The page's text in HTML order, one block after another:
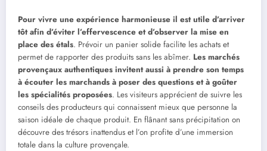
Pour vivre une expérience harmonieuse il est utile d’arriver
tôt afin d’éviter l’effervescence et d’observer la mise en
place des étals. Prévoir un panier solide facilite les achats et
permet de rapporter des produits sans les abîmer. Les marchés
provençaux authentiques invitent aussi à prendre son temps
à écouter les marchands à poser des questions et à goûter
les spécialités proposées. Les visiteurs apprécient de suivre les
conseils des producteurs qui connaissent mieux que personne la
saison idéale de chaque produit. En flânant sans précipitation on
découvre des trésors inattendus et l’on profite d’une immersion
totale dans la culture provençale.